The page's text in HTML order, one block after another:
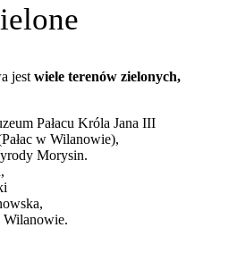
jestwiele terenów zielonych,
Pałacu Króla Jana III
w Wilanowie),
Morysin.